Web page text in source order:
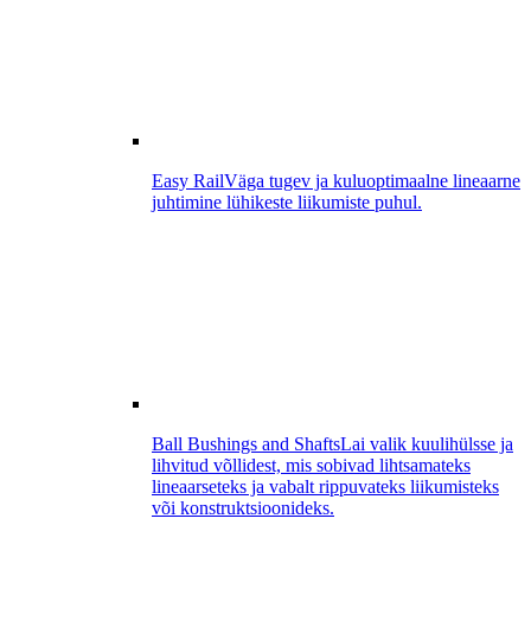
Easy RailVäga tugev ja kuluoptimaalne lineaarne
juhtimine lühikeste liikumiste puhul.
Ball Bushings and ShaftsLai valik kuulihülsse ja
lihvitud võllidest, mis sobivad lihtsamateks
lineaarseteks ja vabalt rippuvateks liikumisteks
või konstruktsioonideks.